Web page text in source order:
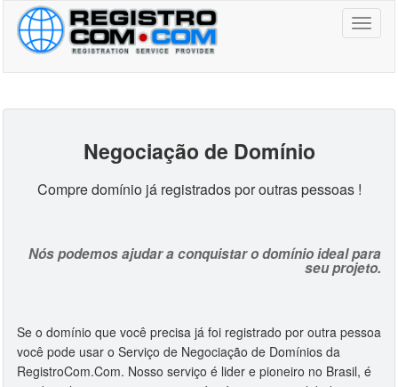
Toggle
Negociação de Domínio
Compre domínio já registrados por outras pessoas !
Nós podemos ajudar a conquistar o domínio ideal para
seu projeto.
Se o domínio que você precisa já foi registrado por outra pessoa
você pode usar o Serviço de Negociação de Domínios da
RegistroCom.Com. Nosso serviço é lider e pioneiro no Brasil, é